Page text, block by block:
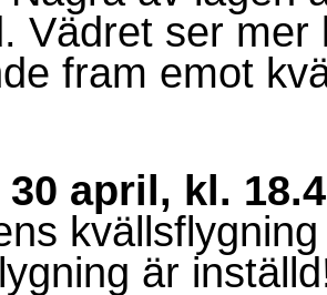
Vädret ser
fram emot
april, kl.
är